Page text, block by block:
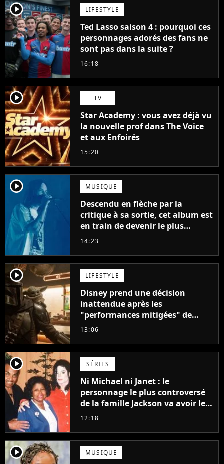
player2 LIFESTYLE
Ted Lasso saison 4 : pourquoi ces
personnages adorés des fans ne
sont pas dans la suite ?
16:18
player2 TV
Star Academy : vous avez déjà vu
la nouvelle prof dans The Voice
et aux Enfoirés
15:20
player2 MUSIQUE
Descendu en flèche par la
critique à sa sortie, cet album est
en train de devenir le plus
populaire de son auteur
14:23
player2 LIFESTYLE
Disney prend une décision
inattendue après les
"performances mitigées" de
Vaiana et The Mandalorian &
13:06
player2 SÉRIES
Ni Michael ni Janet : le
personnage le plus controversé
de la famille Jackson va avoir le
droit à sa propre série
12:18
player2 MUSIQUE